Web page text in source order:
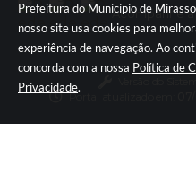
Prefeitura do Município de
nosso site usa cookies para
experiência de navegação. Ao
concorda com a nossa Política de
Privacidade.
Acompanhe
Portal atualizado em: